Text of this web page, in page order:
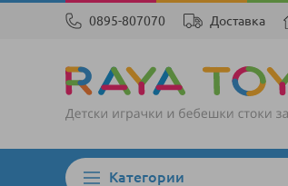
0895-807070 Доставка
Категории